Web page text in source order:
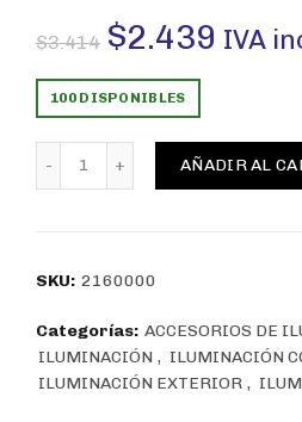
$3.414 El
precio
original
era:
$2.439 El
es:
IVA
100 DISPONIBLES
Tubo LED vidrio, 10W,
AÑADIR AL
SKU: 2160000
Categorías: ACCESORIOS DE
ILUMINACIÓN , ILUMINACIÓN
ILUMINACIÓN EXTERIOR ,